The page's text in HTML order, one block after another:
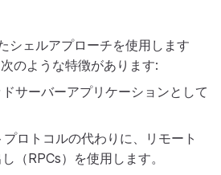
シェルアプローチを使用します
のような特徴があります:
サーバーアプリケーションとして
ロトコルの代わりに、リモート
（RPCs）を使用します。